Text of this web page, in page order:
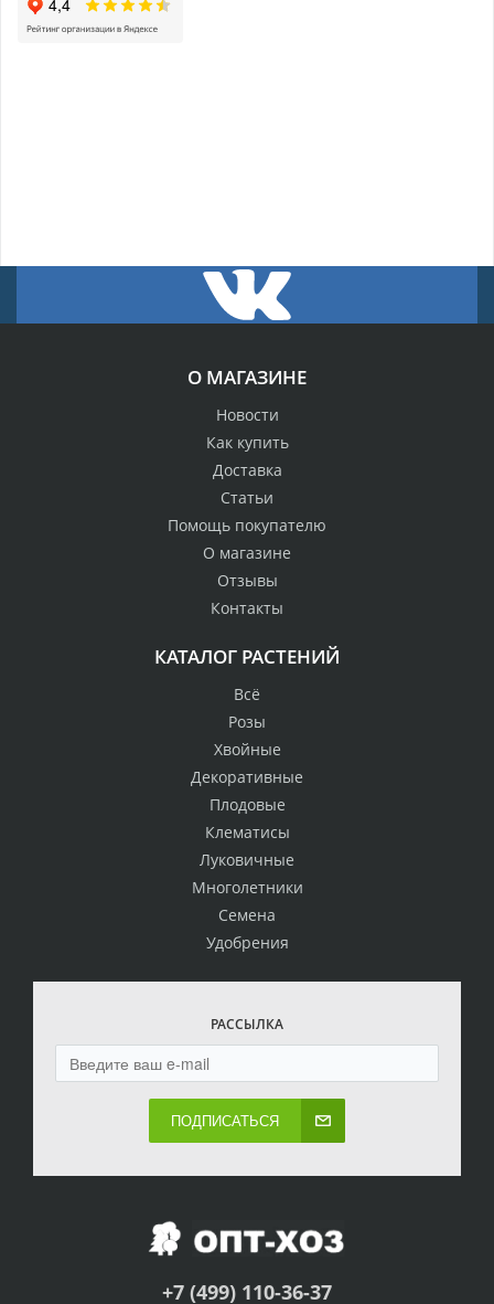
О МАГАЗИНЕ
Новости
Как купить
Доставка
Статьи
Помощь покупателю
О магазине
Отзывы
Контакты
КАТАЛОГ РАСТЕНИЙ
Всё
Розы
Хвойные
Декоративные
Плодовые
Клематисы
Луковичные
Многолетники
Семена
Удобрения
РАССЫЛКА
ПОДПИСАТЬСЯ
+7 (499) 110-36-37